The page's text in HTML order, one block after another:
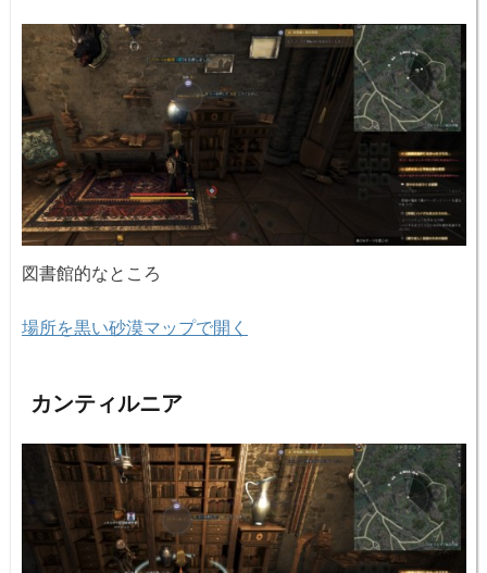
図書館的なところ
場所を黒い砂漠マップで開く
カンティルニア